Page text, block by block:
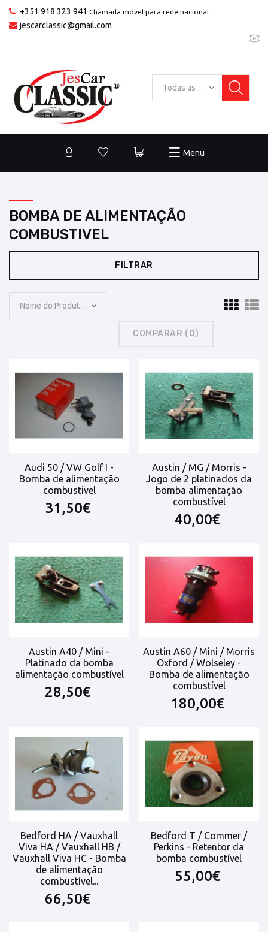
+351 918 323 941 Chamada móvel para rede nacional
jescarclassic@gmail.com
Todas as categorias
Menu
BOMBA DE ALIMENTAÇÃO
COMBUSTIVEL
FILTRAR
Nome do Produto: A a Z
COMPARAR (0)
Audi 50 / VW Golf I -
Bomba de alimentação
combustivel
31,50€
Austin / MG / Morris -
Jogo de 2 platinados da
bomba alimentação
combustível
40,00€
Austin A40 / Mini -
Platinado da bomba
alimentação combustível
28,50€
Austin A60 / Mini / Morris
Oxford / Wolseley -
Bomba de alimentação
combustível
180,00€
Bedford HA / Vauxhall
Viva HA / Vauxhall HB /
Vauxhall Viva HC - Bomba
de alimentação
combustível...
66,50€
Bedford T / Commer /
Perkins - Retentor da
bomba combustível
55,00€